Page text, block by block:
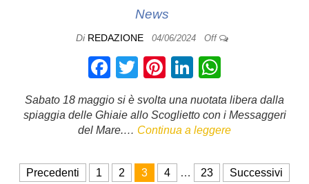
News
Di REDAZIONE 04/06/2024 Off
F
a
c
e
o
T
wi
tt
er
Pi
er
e
Li
k
e
n
h
at
s
p
Sabato 18 maggio si è svolta una nuotata libera dalla
spiaggia delle Ghiaie allo Scoglietto con i Messaggeri
del Mare.… Continua a leggere
Paginazione degli articoli
Precedenti 1 2 3 4 … 23 Successivi